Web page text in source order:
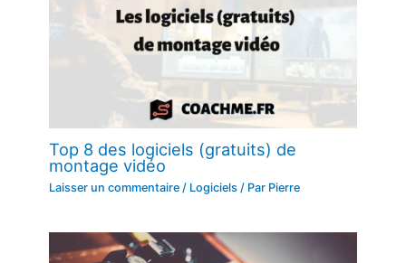
Top 8 des logiciels (gratuits) de
montage vidéo
Laisser un commentaire / Logiciels / Par Pierre